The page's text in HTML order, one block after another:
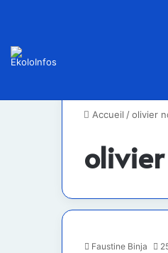
Accueil /olivier
Faustine Binja